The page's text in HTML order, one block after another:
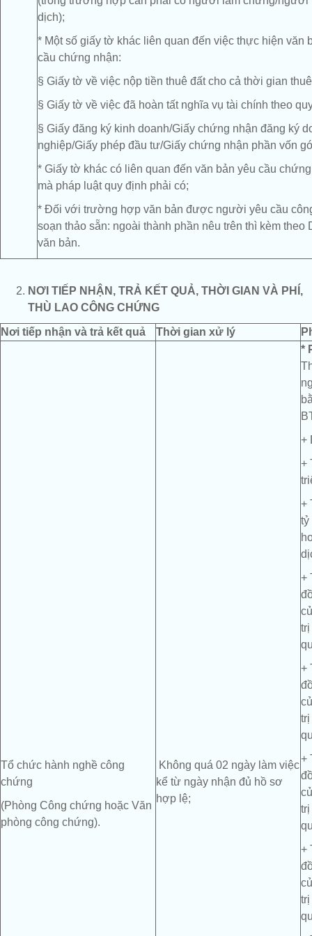
dịch);
* Một số giấy tờ khác liên quan đến việc thực hiện văn
cầu chứng nhận:
§ Giấy tờ về việc nộp tiền thuê đất cho cả thời gian
§ Giấy tờ về việc đã hoàn tất nghĩa vụ tài chính theo
§ Giấy đăng ký kinh doanh/Giấy chứng nhận đăng ký
nghiệp/Giấy phép đầu tư/Giấy chứng nhận phần vốn
* Giấy tờ khác có liên quan đến văn bản yêu cầu
mà pháp luật quy định phải có;
* Đối với trường hợp văn bản được người yêu cầu
soạn thảo sẵn: ngoài thành phần nêu trên thì kèm theo
văn bản.
NƠI TIẾP NHẬN, TRẢ KẾT QUẢ, THỜI GIAN VÀ PHÍ,
THÙ LAO CÔNG CHỨNG
Nơi tiếp nhận và trả kết quả Thời gian xử lý
Tổ chức hành nghề công
chứng
(Phòng Công chứng hoặc Văn
phòng công chứng).
Không quá 02 ngày làm việc
kể từ ngày nhận đủ hồ sơ
hợp lệ;
*
+
+
+
tỷ
+
+
+
+